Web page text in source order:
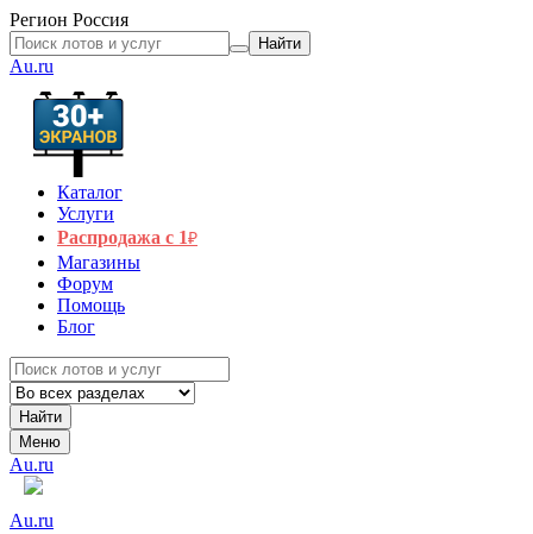
Регион Россия
Найти
Au.ru
Каталог
Услуги
Распродажа с 1₽
Магазины
Форум
Помощь
Блог
Найти
Меню
Au.ru
Au.ru